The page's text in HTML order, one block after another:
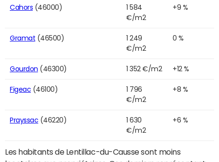
Cahors (46000)
1 584
€/m2
+9 %
Gramat (46500)
1 249
€/m2
0 %
Gourdon (46300) 1 352 €/m2 +12 %
Figeac (46100)
1 796
€/m2
+8 %
Prayssac (46220)
1 630
€/m2
+6 %
Les habitants de Lentillac-du-Causse sont moins